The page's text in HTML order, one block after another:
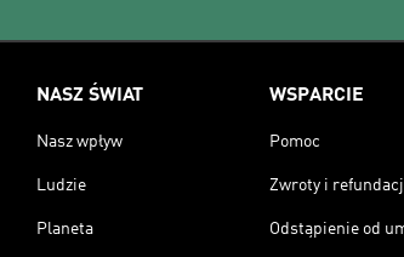
NASZ ŚWIAT
Nasz wpływ
Ludzie
Planeta
WSPARCIE
Pomoc
Zwroty i
Odstąpienie od